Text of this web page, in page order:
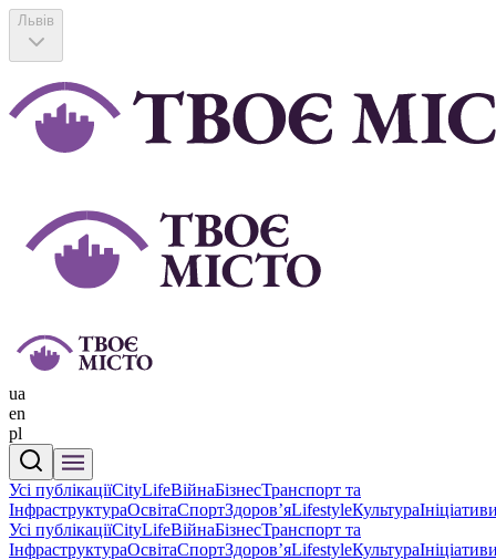
Львів
ua
en
pl
Усі публікаціїCityLifeВійнаБізнесТранспорт та
ІнфраструктураОсвітаСпортЗдоровʼяLifestyleКультура
Усі публікаціїCityLifeВійнаБізнесТранспорт та
ІнфраструктураОсвітаСпортЗдоровʼяLifestyleКультура